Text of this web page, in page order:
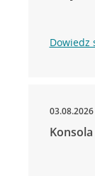
Dowiedz
03.08.2026